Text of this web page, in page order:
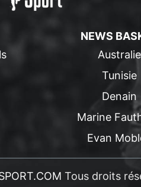
NEWS
Australie
Tunisie
Denain
Marine
Evan
Tous droits